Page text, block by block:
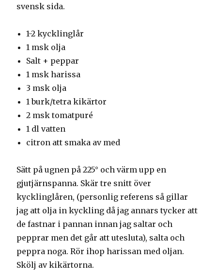
svensk sida.
1-2 kycklinglår
1 msk olja
Salt + peppar
1 msk harissa
3 msk olja
1 burk/tetra kikärtor
2 msk tomatpuré
1 dl vatten
citron att smaka av med
Sätt på ugnen på 225° och värm upp en
gjutjärnspanna. Skär tre snitt över
kycklinglåren, (personlig referens så gillar
jag att olja in kyckling då jag annars tycker att
de fastnar i pannan innan jag saltar och
pepprar men det går att utesluta), salta och
peppra noga. Rör ihop harissan med oljan.
Skölj av kikärtorna.